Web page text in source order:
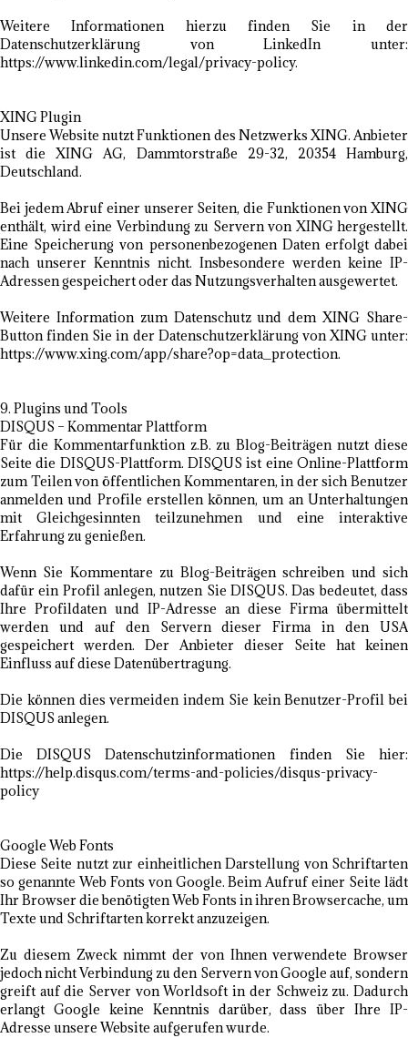
Weitere Informationen hierzu finden Sie in der
Datenschutzerklärung von LinkedIn unter:
https://www.linkedin.com/legal/privacy-policy.
XING Plugin
Unsere Website nutzt Funktionen des Netzwerks XING. Anbieter
ist die XING AG, Dammtorstraße 29-32, 20354 Hamburg,
Deutschland.
Bei jedem Abruf einer unserer Seiten, die Funktionen von XING
enthält, wird eine Verbindung zu Servern von XING hergestellt.
Eine Speicherung von personenbezogenen Daten erfolgt dabei
nach unserer Kenntnis nicht. Insbesondere werden keine IP-
Adressen gespeichert oder das Nutzungsverhalten ausgewertet.
Weitere Information zum Datenschutz und dem XING Share-
Button finden Sie in der Datenschutzerklärung von XING unter:
https://www.xing.com/app/share?op=data_protection.
9. Plugins und Tools
DISQUS – Kommentar Plattform
Für die Kommentarfunktion z.B. zu Blog-Beiträgen nutzt diese
Seite die DISQUS-Plattform. DISQUS ist eine Online-Plattform
zum Teilen von öffentlichen Kommentaren, in der sich Benutzer
anmelden und Profile erstellen können, um an Unterhaltungen
mit Gleichgesinnten teilzunehmen und eine interaktive
Erfahrung zu genießen.
Wenn Sie Kommentare zu Blog-Beiträgen schreiben und sich
dafür ein Profil anlegen, nutzen Sie DISQUS. Das bedeutet, dass
Ihre Profildaten und IP-Adresse an diese Firma übermittelt
werden und auf den Servern dieser Firma in den USA
gespeichert werden. Der Anbieter dieser Seite hat keinen
Einfluss auf diese Datenübertragung.
Die können dies vermeiden indem Sie kein Benutzer-Profil bei
DISQUS anlegen.
Die DISQUS Datenschutzinformationen finden Sie hier:
https://help.disqus.com/terms-and-policies/disqus-privacy-
policy
Google Web Fonts
Diese Seite nutzt zur einheitlichen Darstellung von Schriftarten
so genannte Web Fonts von Google. Beim Aufruf einer Seite lädt
Ihr Browser die benötigten Web Fonts in ihren Browsercache, um
Texte und Schriftarten korrekt anzuzeigen.
Zu diesem Zweck nimmt der von Ihnen verwendete Browser
jedoch nicht Verbindung zu den Servern von Google auf, sondern
greift auf die Server von Worldsoft in der Schweiz zu. Dadurch
erlangt Google keine Kenntnis darüber, dass über Ihre IP-
Adresse unsere Website aufgerufen wurde.